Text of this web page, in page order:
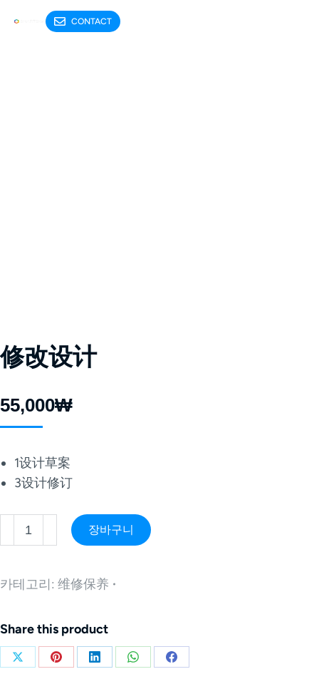
CONTACT
修改设计
55,000₩
1设计草案
3设计修订
장바구니
카테고리: 维修保养
Share this product